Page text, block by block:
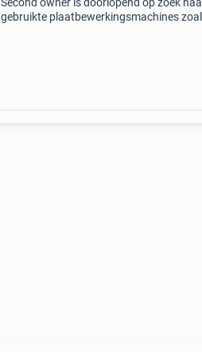
gebruikte plaatbewerkingsmachines